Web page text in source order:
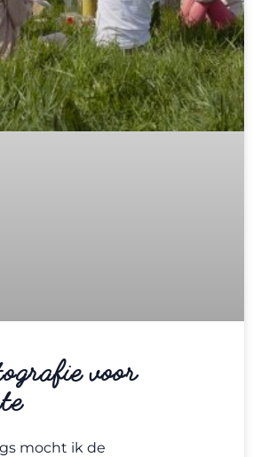
voor
mocht ik de